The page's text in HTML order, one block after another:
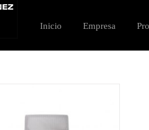
Inicio Empresa